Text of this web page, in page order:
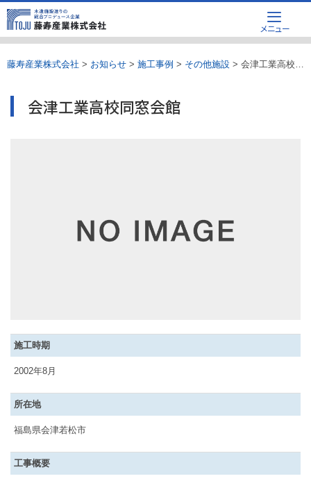
Skip
to
メニュー
藤寿産業株式会社 > お知らせ > 施工事例 > その他施設 > 会津工業高校同窓会館
会津工業高校同窓会館
施工時期
2002年8月
所在地
福島県会津若松市
工事概要